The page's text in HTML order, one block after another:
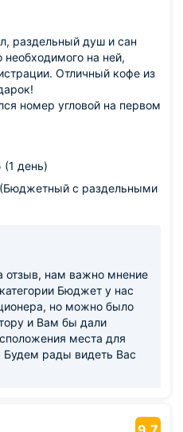
раздельный душ и сан
необходимого на ней,
Отличный кофе из
номер угловой на первом
окном мужики до 3 утра.
так как кондиционера
человек может войти в
слыша мужчин за окном
из за шума
(1 день)
с раздельными
отзыв, нам важно мнение
Бюджет у нас
но можно было
и Вам бы дали
места для
рады видеть Вас